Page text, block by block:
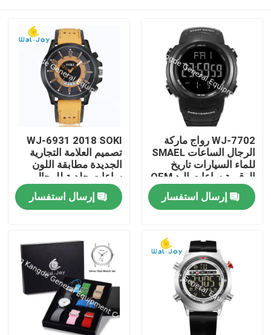
منزل، بيت
منتجات
معلومات عنا
WJ-7702 رواج ماركة
الرجال الساعات SMAEL
للماء السيارات تاريخ
الرقمية ساعات اليد OEM
مخصص شعار البلاستيك
ساعات المعصم
إرسال استفسار
WJ-6931 2018 SOKI
تصميم العلامة التجارية
الجديدة مطابقة اللون
ساعات جلدية للرجال
ساعات الكوارتز مع
التاريخ إرسال استفسار